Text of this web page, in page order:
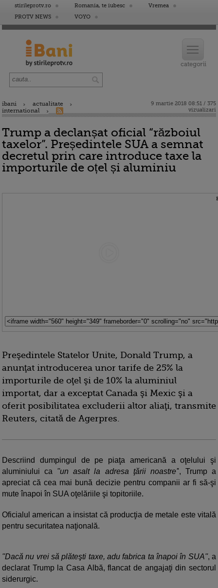
stirileprotv.ro Romania, te iubesc
Vremea
PROTV NEWS
VOYO
ibani
actualitate
international
9 martie 2018 08:51 / 375
vizualizari
Trump a declanșat oficial “războiul
taxelor”. Președintele SUA a semnat
decretul prin care introduce taxe la
importurile de oțel și aluminiu
Preşedintele Statelor Unite, Donald Trump, a
anunţat introducerea unor tarife de 25% la
importurile de oţel şi de 10% la aluminiul
importat, dar a exceptat Canada şi Mexic şi a
oferit posibilitatea excluderii altor aliaţi, transmite
Reuters, citată de Agerpres.
Descriind dumpingul de pe piaţa americană a oţelului şi
aluminiului ca ''un asalt la adresa ţării noastre'', Trump a
apreciat că cea mai bună decizie pentru companii ar fi să-şi
mute înapoi în SUA oţelăriile şi topitoriile.
Oficialul american a insistat că producţia de metale este vitală
pentru securitatea naţională.
''Dacă nu vrei să plăteşti taxe, adu fabrica ta înapoi în SUA'', a
declarat Trump la Casa Albă, flancat de angajaţi din sectorul
siderurgic.